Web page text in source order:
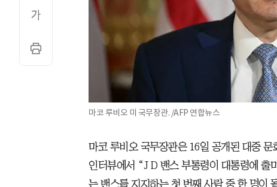
마코 루비오 미 국무장관. /AFP 연합뉴스
마코 루비오 국무장관은 16일 공개된 대중
인터뷰에서 “J D 밴스 부통령이 대통령에
는 밴스를 지지하는 첫 번째 사람 중 한 명이